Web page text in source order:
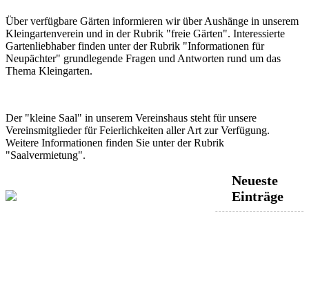
Über verfügbare Gärten informieren wir über Aushänge in unserem
Kleingartenverein und in der Rubrik "freie Gärten". Interessierte
Gartenliebhaber finden unter der Rubrik "Informationen für
Neupächter" grundlegende Fragen und Antworten rund um das
Thema Kleingarten.
Der "kleine Saal" in unserem Vereinshaus steht für unsere
Vereinsmitglieder für Feierlichkeiten aller Art zur Verfügung.
Weitere Informationen finden Sie unter der Rubrik
"Saalvermietung".
Neueste
Einträge